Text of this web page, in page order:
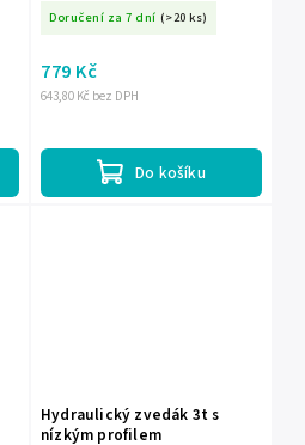
Doručení za 7 dní (>20 ks)
643,80 Kč bez DPH
779 Kč
Do košíku
Hydraulický zvedák 3t s
nízkým profilem